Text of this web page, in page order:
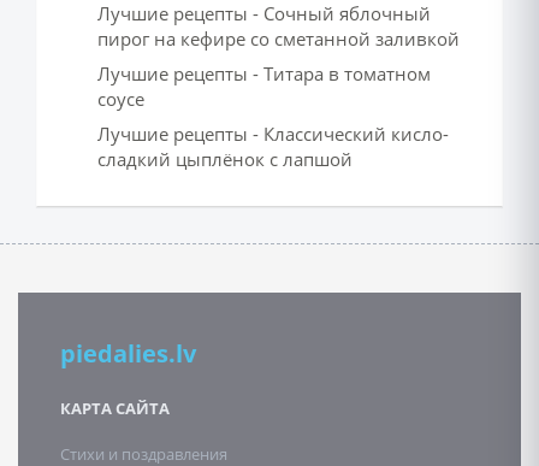
Лучшие рецепты - Сочный яблочный
пирог на кефире со сметанной заливкой
Лучшие рецепты - Титара в томатном
соусе
Лучшие рецепты - Классический кисло-
сладкий цыплёнок с лапшой
piedalies.lv
КАРТА САЙТА
Стихи и поздравления